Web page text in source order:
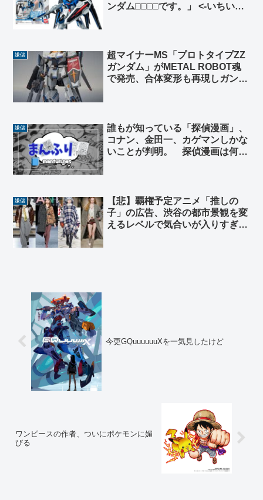
ンダム□□□□です。」 <-いちい
嫌儲
超マイナーMS「プロトタイプZZ
ガンダム」がMETAL ROBOT魂
で発売、合体変形も再現しガンプ
嫌儲
誰もが知っている「探偵漫画」、
コナン、金田一、カゲマンしかな
いことが判明。 探偵漫画は何故
嫌儲
【悲】覇権予定アニメ「推しの
子」の広告、渋谷の都市景観を変
えるレベルで気合いが入りすぎと
今更GQuuuuuuXを一気見したけど
ワンピースの作者、ついにポケモンに媚
びる